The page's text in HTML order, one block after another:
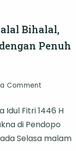
Bihalal,
Penuh
Comment
Kukar
Gelar
Idul Fitri 1446 H
di Pendopo
Selasa malam